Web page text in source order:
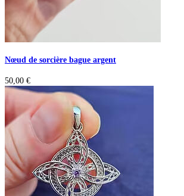
Nœud de sorcière bague argent
50,00 €